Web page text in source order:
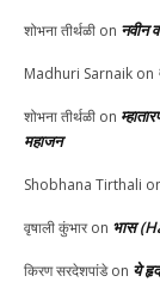
शोभना तीर्थळी on नवीन
Madhuri Sarnaik on
शोभना तीर्थळी on
महाजन
Shobhana Tirthali
वृषाली कुंभारon भास
किरण सरदेशपांडेon ये